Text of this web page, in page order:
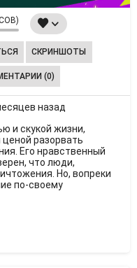
СКРИНШОТЫ
(0)
назад
и скукой жизни,
разорвать
Его нравственный
что люди,
Но, вопреки
по-своему